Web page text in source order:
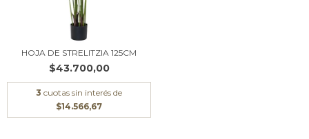
HOJA DE STRELITZIA 125CM
$43.700,00
3 cuotas sin interés de
$14.566,67